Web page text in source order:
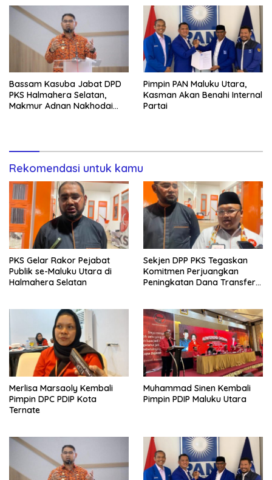
Bassam Kasuba Jabat DPD
PKS Halmahera Selatan,
Makmur Adnan Nakhodai
Pimpin PAN Maluku Utara,
Kasman Akan Benahi Internal
Partai
Rekomendasi untuk kamu
PKS Gelar Rakor Pejabat
Publik se-Maluku Utara di
Halmahera Selatan
Sekjen DPP PKS Tegaskan
Komitmen Perjuangkan
Peningkatan Dana Transfer
Merlisa Marsaoly Kembali
Pimpin DPC PDIP Kota
Ternate
Muhammad Sinen Kembali
Pimpin PDIP Maluku Utara